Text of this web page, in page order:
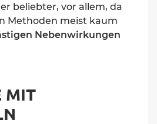
beliebter, vor allem, da
Methoden meist kaum
Nebenwirkungen
MIT